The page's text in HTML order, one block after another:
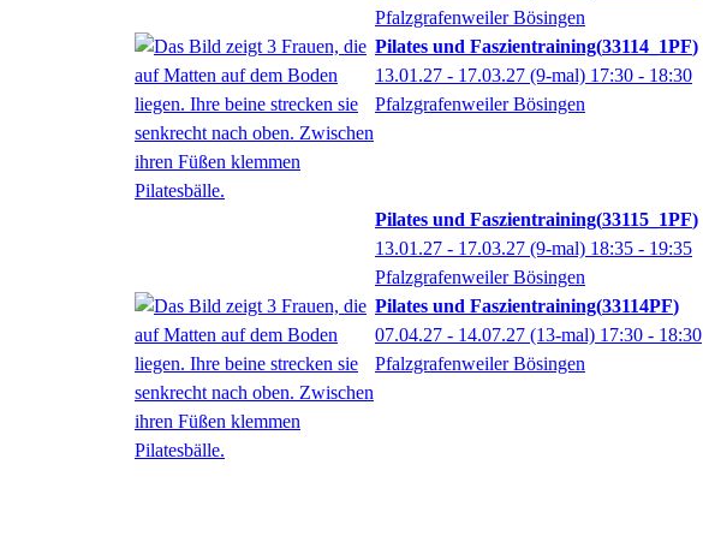
Pfalzgrafenweiler Bösingen
Pilates und Faszientraining 33114_1PF
13.01.27 - 17.03.27 (9-mal) 17:30 - 18:30
Pfalzgrafenweiler Bösingen
Pilates und Faszientraining 33115_1PF
13.01.27 - 17.03.27 (9-mal) 18:35 - 19:35
Pfalzgrafenweiler Bösingen
Pilates und Faszientraining 33114PF
07.04.27 - 14.07.27 (13-mal) 17:30 - 18:30
Pfalzgrafenweiler Bösingen